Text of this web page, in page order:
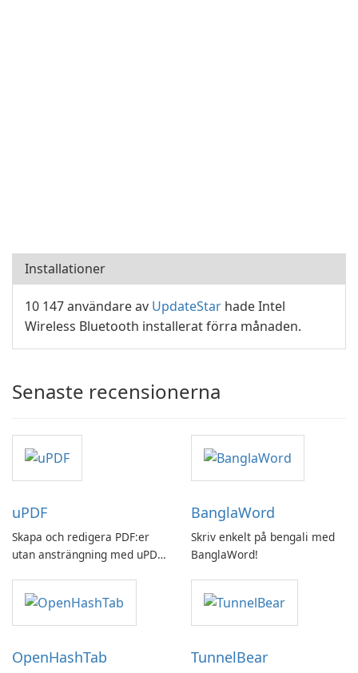
Installationer
10 147 användare av UpdateStar hade Intel
Wireless Bluetooth installerat förra månaden.
Senaste recensionerna
uPDF
Skapa och redigera PDF:er
utan ansträngning med uPDF
BanglaWord
Skriv enkelt på bengali med
BanglaWord!
OpenHashTab TunnelBear